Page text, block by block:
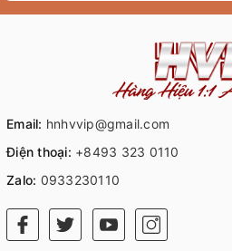
Email: hnhvvip@gmail.com
Điện thoại: +8493 323 0110
Zalo: 0933230110